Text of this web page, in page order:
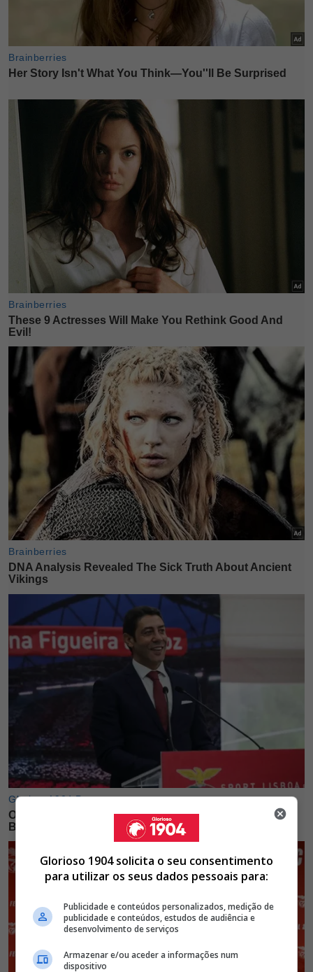
Glorioso 1904 solicita o seu consentimento
para utilizar os seus dados pessoais para:
Publicidade e conteúdos personalizados, medição de
publicidade e conteúdos, estudos de audiência e
desenvolvimento de serviços
Armazenar e/ou aceder a informações num
dispositivo